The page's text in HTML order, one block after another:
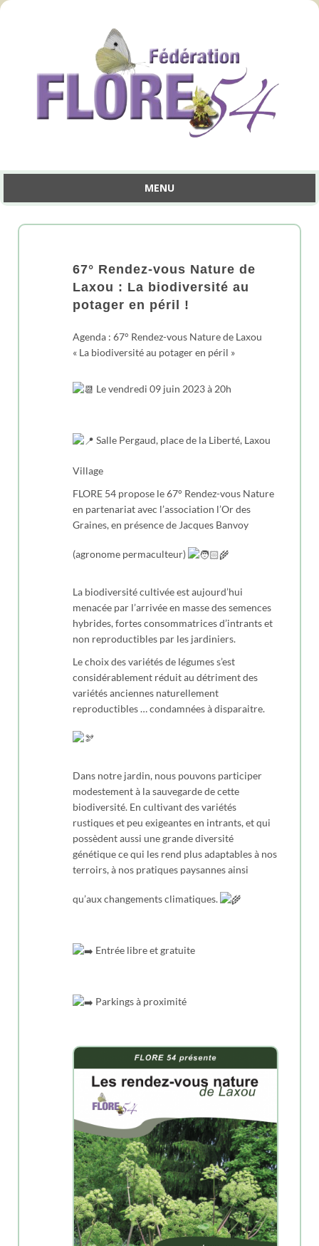
MENU
Aller
67° Rendez-vous Nature de
Laxou : La biodiversité au
potager en péril !
Agenda : 67° Rendez-vous Nature de Laxou
« La biodiversité au potager en péril »
Le vendredi 09 juin 2023 à 20h
Salle Pergaud, place de la Liberté, Laxou
Village
FLORE 54 propose le 67° Rendez-vous Nature
en partenariat avec l’association l’Or des
Graines, en présence de Jacques Banvoy
(agronome permaculteur)
La biodiversité cultivée est aujourd’hui
menacée par l’arrivée en masse des semences
hybrides, fortes consommatrices d’intrants et
non reproductibles par les jardiniers.
Le choix des variétés de légumes s’est
considérablement réduit au détriment des
variétés anciennes naturellement
reproductibles … condamnées à disparaitre.
Dans notre jardin, nous pouvons participer
modestement à la sauvegarde de cette
biodiversité. En cultivant des variétés
rustiques et peu exigeantes en intrants, et qui
possèdent aussi une grande diversité
génétique ce qui les rend plus adaptables à nos
terroirs, à nos pratiques paysannes ainsi
qu’aux changements climatiques.
Entrée libre et gratuite
Parkings à proximité